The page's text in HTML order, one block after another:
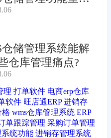
储管理系统能解
仓库管理痛点?
理 打单软件 电商erp仓库
软件 旺店通ERP 进销存
格 wms仓库管理系统 ERP
单跟踪管理 采购订单管理
统功能 进销存管理系统